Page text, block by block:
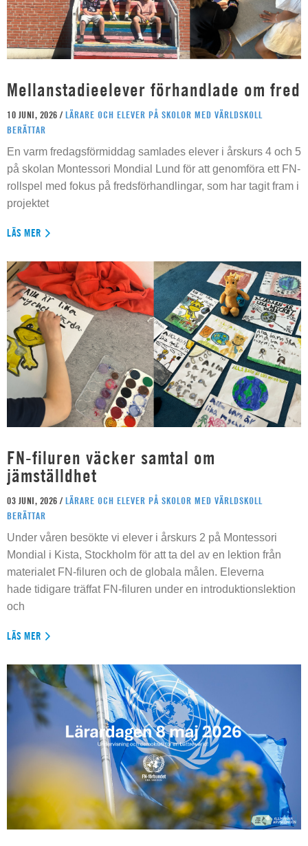
Mellanstadieelever förhandlade om fred
10 JUNI, 2026 / LÄRARE OCH ELEVER PÅ SKOLOR MED VÄRLDSKOLL
BERÄTTAR
En varm fredagsförmiddag samlades elever i årskurs 4 och 5
på skolan Montessori Mondial Lund för att genomföra ett FN-
rollspel med fokus på fredsförhandlingar, som har tagit fram i
projektet
LÄS MER
FN-filuren väcker samtal om
jämställdhet
03 JUNI, 2026 / LÄRARE OCH ELEVER PÅ SKOLOR MED VÄRLDSKOLL
BERÄTTAR
Under våren besökte vi elever i årskurs 2 på Montessori
Mondial i Kista, Stockholm för att ta del av en lektion från
materialet FN-filuren och de globala målen. Eleverna
hade tidigare träffat FN-filuren under en introduktionslektion
och
LÄS MER